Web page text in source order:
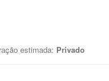
estimada: Privado